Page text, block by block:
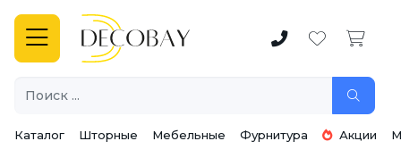
Каталог Шторные Мебельные Фурнитура Акции